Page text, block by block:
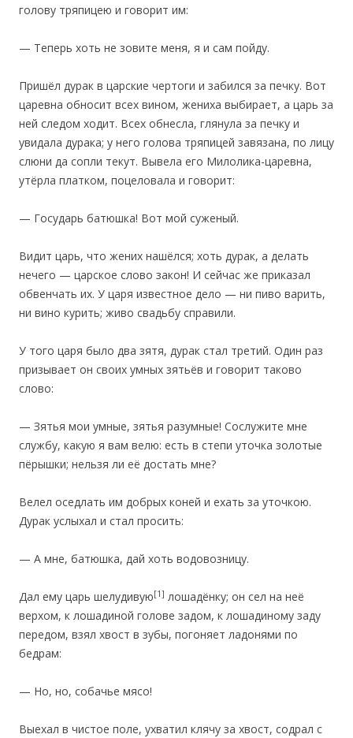
голову тряпицею и говорит им:
— Теперь хоть не зовите меня, я и сам пойду.
Пришёл дурак в царские чертоги и забился за печку. Вот
царевна обносит всех вином, жениха выбирает, а царь за
ней следом ходит. Всех обнесла, глянула за печку и
увидала дурака; у него голова тряпицей завязана, по лицу
слюни да сопли текут. Вывела его Милолика-царевна,
утёрла платком, поцеловала и говорит:
— Государь батюшка! Вот мой суженый.
Видит царь, что жених нашёлся; хоть дурак, а делать
нечего — царское слово закон! И сейчас же приказал
обвенчать их. У царя известное дело — ни пиво варить,
ни вино курить; живо свадьбу справили.
‎У того царя было два зятя, дурак стал третий. Один раз
призывает он своих умных зятьёв и говорит таково
слово:
— Зятья мои умные, зятья разумные! Сослужите мне
службу, какую я вам велю: есть в степи уточка золотые
пёрышки; нельзя ли её достать мне?
Велел оседлать им добрых коней и ехать за уточкою.
Дурак услыхал и стал просить:
— А мне, батюшка, дай хоть водовозницу.
Дал ему царь шелудивую[1] лошадёнку; он сел на неё
верхом, к лошадиной голове задом, к лошадиному заду
передом, взял хвост в зубы, погоняет ладонями по
бедрам:
— Но, но, собачье мясо!
Выехал в чистое поле, ухватил клячу за хвост, содрал с